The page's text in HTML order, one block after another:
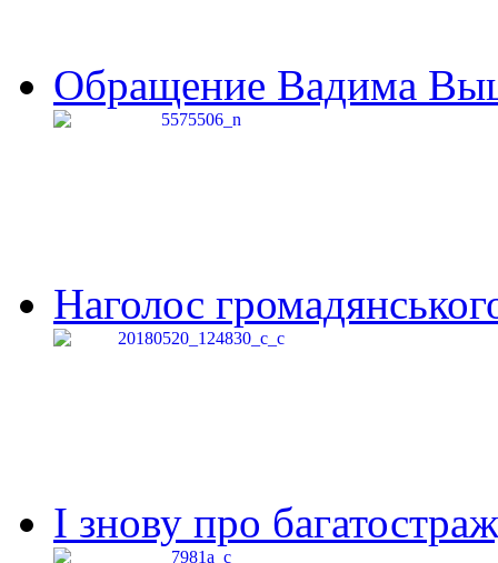
Обращение Вадима
Наголос
І знову про